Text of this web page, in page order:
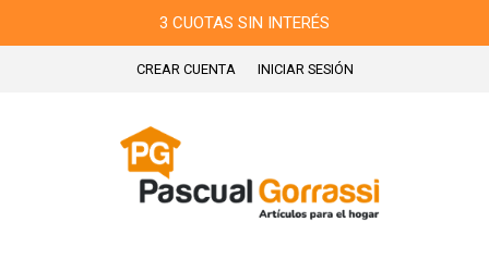
3 CUOTAS SIN INTERÉS
CREAR CUENTA INICIAR SESIÓN